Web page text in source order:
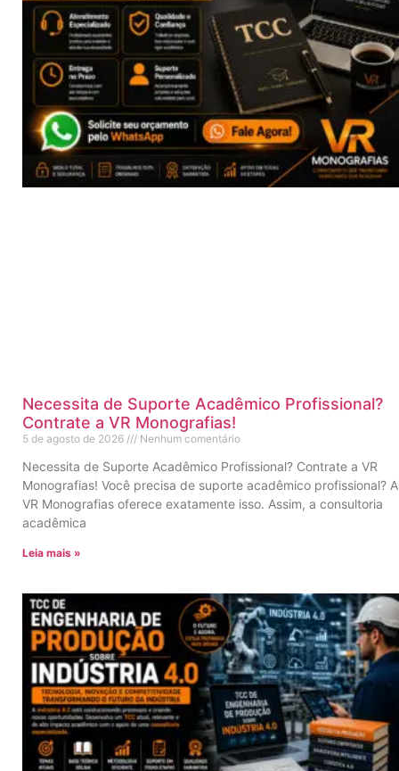
Necessita de Suporte Acadêmico Profissional?
Contrate a VR Monografias!
5 de agosto de 2026 Nenhum comentário
Necessita de Suporte Acadêmico Profissional? Contrate a VR
Monografias! Você precisa de suporte acadêmico profissional? A
VR Monografias oferece exatamente isso. Assim, a consultoria
acadêmica
Leia mais »